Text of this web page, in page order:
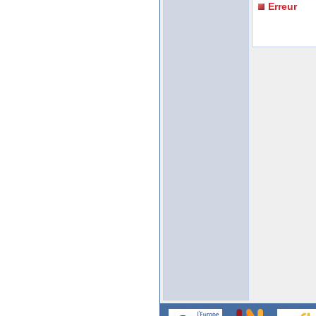
Erreur